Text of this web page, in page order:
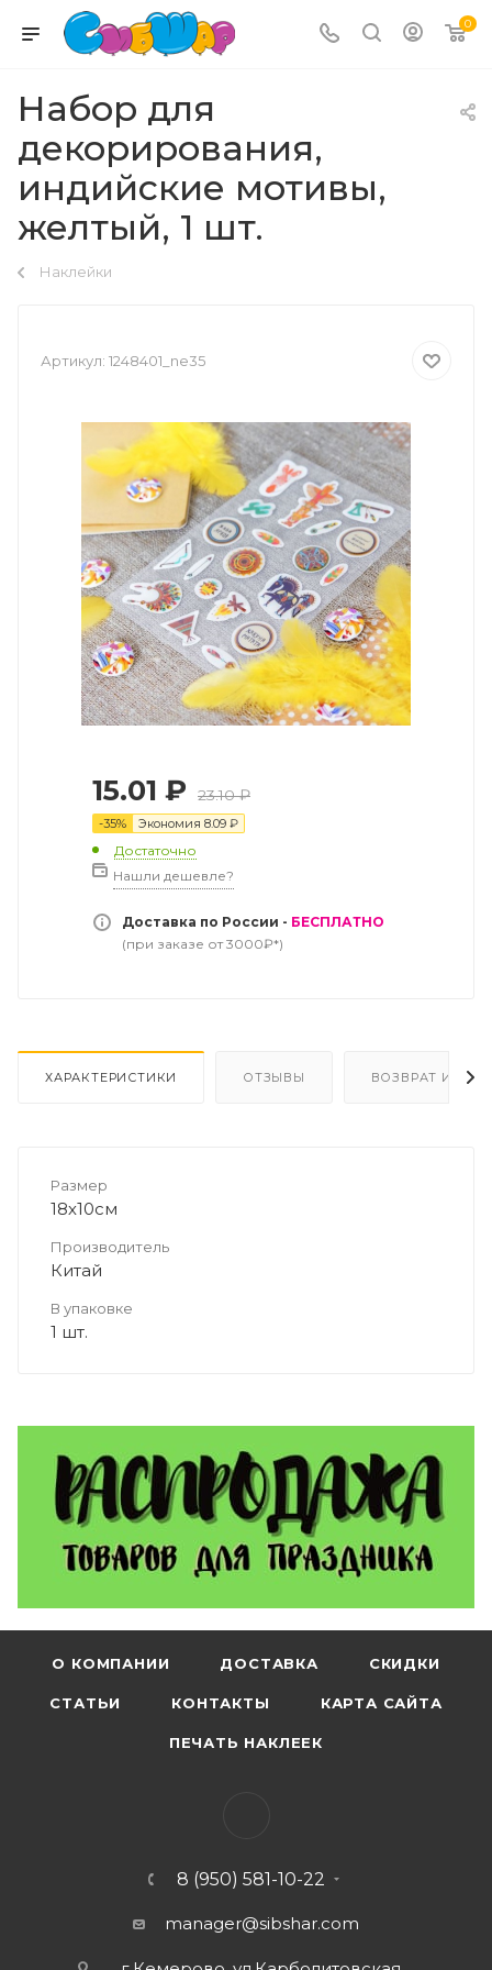
0
Набор для
декорирования,
индийские мотивы,
желтый, 1 шт.
Наклейки
Артикул: 1248401_ne35
15.01 ₽ 23.10₽
-35% Экономия 8.09 ₽
Достаточно
Нашли дешевле?
Доставка по России - БЕСПЛАТНО
(при заказе от 3000₽*)
ХАРАКТЕРИСТИКИ ОТЗЫВЫ ВОЗВРАТ И
Размер
18х10см
Производитель
Китай
В упаковке
1 шт.
О КОМПАНИИ ДОСТАВКА СКИДКИ
СТАТЬИ КОНТАКТЫ КАРТА САЙТА
ПЕЧАТЬ НАКЛЕЕК
8 (950) 581-10-22
manager@sibshar.com